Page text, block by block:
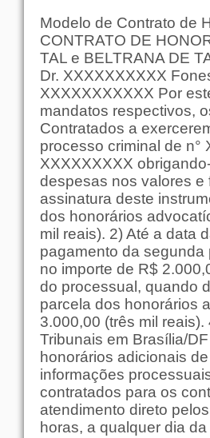
Modelo de Contrato de
CONTRATO DE
TAL e BELTRANA DE
Dr. XXXXXXXXXX
XXXXXXXXXXX Por
mandatos respectivos,
Contratados a
processo criminal de n°
XXXXXXXXX
despesas nos valores e
assinatura deste
dos honorários
mil reais). 2) Até a data
pagamento da
no importe de R$
do processual, quando
parcela dos honorários
3.000,00 (três mil
Tribunais em Brasília/
honorários adicionais
informações
contratados para os
atendimento direto
horas, a qualquer dia